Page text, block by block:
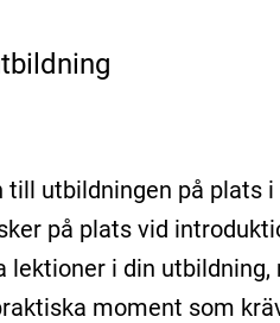
utbildningen på plats
på plats vid
i din utbildning,
moment som